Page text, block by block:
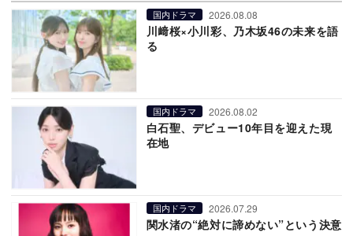
国内ドラマ 2026.08.08
川﨑桜×小川彩、乃木坂46の未来を語
る
国内ドラマ 2026.08.02
白石聖、デビュー10年目を迎えた現
在地
国内ドラマ 2026.07.29
関水渚の“絶対に諦めない”という決意